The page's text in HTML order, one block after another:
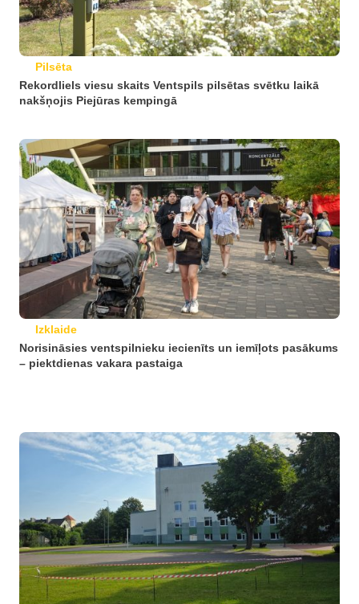
Pilsēta
Rekordliels viesu skaits Ventspils pilsētas svētku laikā
nakšņojis Piejūras kempingā
Izklaide
Norisināsies ventspilnieku iecienīts un iemīļots pasākums
– piektdienas vakara pastaiga